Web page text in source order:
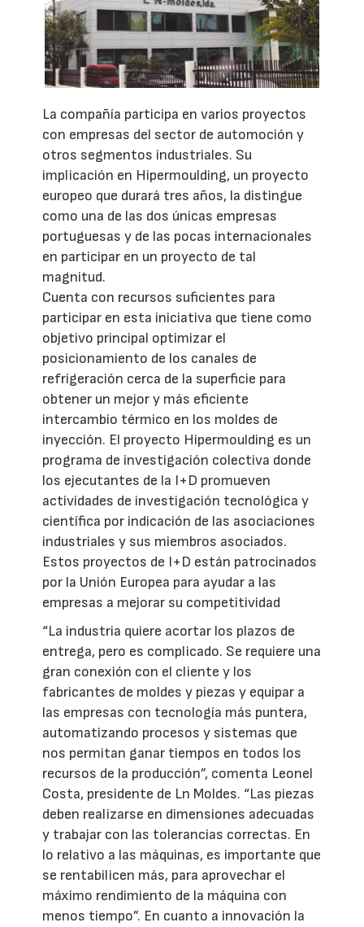
La compañía participa en varios proyectos
con empresas del sector de automoción y
otros segmentos industriales. Su
implicación en Hipermoulding, un proyecto
europeo que durará tres años, la distingue
como una de las dos únicas empresas
portuguesas y de las pocas internacionales
en participar en un proyecto de tal
magnitud.
Cuenta con recursos suficientes para
participar en esta iniciativa que tiene como
objetivo principal optimizar el
posicionamiento de los canales de
refrigeración cerca de la superficie para
obtener un mejor y más eficiente
intercambio térmico en los moldes de
inyección. El proyecto Hipermoulding es un
programa de investigación colectiva donde
los ejecutantes de la I+D promueven
actividades de investigación tecnológica y
científica por indicación de las asociaciones
industriales y sus miembros asociados.
Estos proyectos de I+D están patrocinados
por la Unión Europea para ayudar a las
empresas a mejorar su competitividad
“La industria quiere acortar los plazos de
entrega, pero es complicado. Se requiere una
gran conexión con el cliente y los
fabricantes de moldes y piezas y equipar a
las empresas con tecnología más puntera,
automatizando procesos y sistemas que
nos permitan ganar tiempos en todos los
recursos de la producción”, comenta Leonel
Costa, presidente de Ln Moldes. “Las piezas
deben realizarse en dimensiones adecuadas
y trabajar con las tolerancias correctas. En
lo relativo a las máquinas, es importante que
se rentabilicen más, para aprovechar el
máximo rendimiento de la máquina con
menos tiempo”. En cuanto a innovación la